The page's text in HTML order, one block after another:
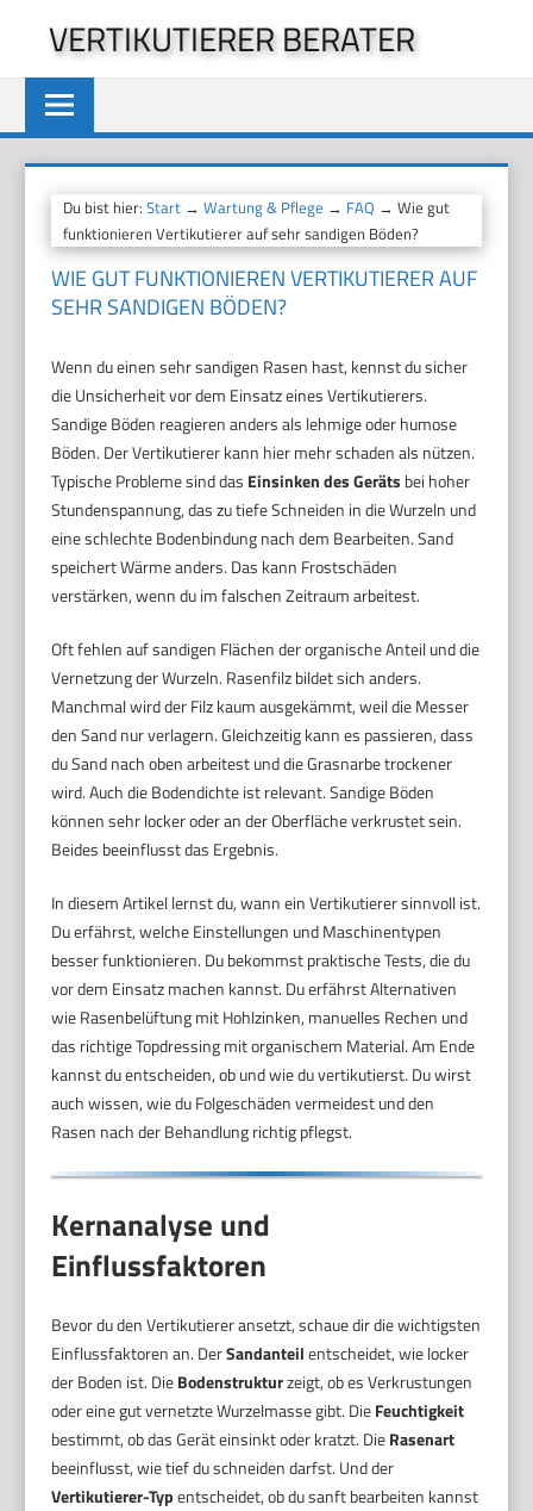
springen
VERTIKUTIERER BERATER
Du bist hier:Start →Wartung & Pflege → FAQ → Wie gut
funktionieren Vertikutierer auf sehr sandigen Böden?
WIE GUT FUNKTIONIEREN VERTIKUTIERER AUF
SEHR SANDIGEN BÖDEN?
Wenn du einen sehr sandigen Rasen hast, kennst du sicher
die Unsicherheit vor dem Einsatz eines Vertikutierers.
Sandige Böden reagieren anders als lehmige oder humose
Böden. Der Vertikutierer kann hier mehr schaden als nützen.
Typische Probleme sind das Einsinken des Geräts bei hoher
Stundenspannung, das zu tiefe Schneiden in die Wurzeln und
eine schlechte Bodenbindung nach dem Bearbeiten. Sand
speichert Wärme anders. Das kann Frostschäden
verstärken, wenn du im falschen Zeitraum arbeitest.
Oft fehlen auf sandigen Flächen der organische Anteil und die
Vernetzung der Wurzeln. Rasenfilz bildet sich anders.
Manchmal wird der Filz kaum ausgekämmt, weil die Messer
den Sand nur verlagern. Gleichzeitig kann es passieren, dass
du Sand nach oben arbeitest und die Grasnarbe trockener
wird. Auch die Bodendichte ist relevant. Sandige Böden
können sehr locker oder an der Oberfläche verkrustet sein.
Beides beeinflusst das Ergebnis.
In diesem Artikel lernst du, wann ein Vertikutierer sinnvoll ist.
Du erfährst, welche Einstellungen und Maschinentypen
besser funktionieren. Du bekommst praktische Tests, die du
vor dem Einsatz machen kannst. Du erfährst Alternativen
wie Rasenbelüftung mit Hohlzinken, manuelles Rechen und
das richtige Topdressing mit organischem Material. Am Ende
kannst du entscheiden, ob und wie du vertikutierst. Du wirst
auch wissen, wie du Folgeschäden vermeidest und den
Rasen nach der Behandlung richtig pflegst.
Kernanalyse und
Einflussfaktoren
Bevor du den Vertikutierer ansetzt, schaue dir die wichtigsten
Einflussfaktoren an. DerSandanteilentscheidet, wie locker
der Boden ist. DieBodenstrukturzeigt, ob es Verkrustungen
oder eine gut vernetzte Wurzelmasse gibt. DieFeuchtigkeit
bestimmt, ob das Gerät einsinkt oder kratzt. DieRasenart
beeinflusst, wie tief du schneiden darfst. Und der
Vertikutierer-Typentscheidet, ob du sanft bearbeiten kannst